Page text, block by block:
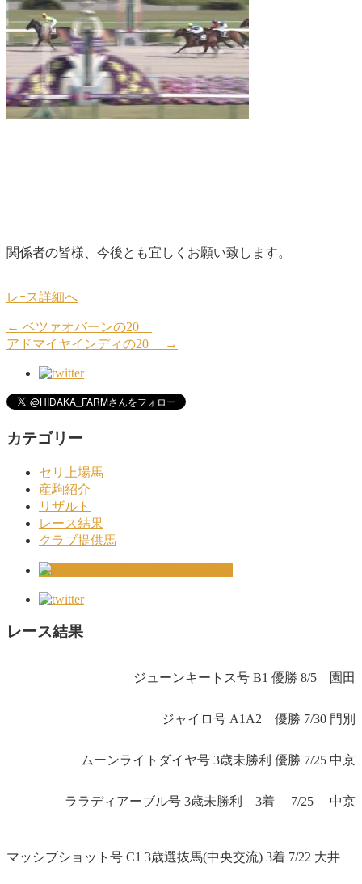
関係者の皆様、今後とも宜しくお願い致します。
レｰス詳細へ
← ベツァオバーンの20
アドマイヤインディの20
→
カテゴリー
セリ上場馬
産駒紹介
リザルト
レース結果
クラブ提供馬
レース結果
ジューンキートス号 B1 優勝 8/5 園田
ジャイロ号 A1A2 優勝 7/30 門別
ムーンライトダイヤ号 3歳未勝利 優勝 7/25 中京
ララディアーブル号 3歳未勝利 3着 7/25 中京
マッシブショット号 C1 3歳選抜馬(中央交流) 3着 7/22 大井